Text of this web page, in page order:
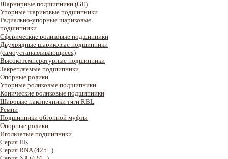
Шарнирные подшипники (GE)
Упорные шариковые подшипники
Радиально-упорные шариковые
подшипники
Сферические роликовые подшипники
Двухрядные шариковые подшипники
(самоустанавливающиеся)
Высокотемпературные подшипники
Закрепляемые подшипники
Опорные ролики
Упорные роликовые подшипники
Конические роликовые подшипники
Шаровые наконечники тяги RBL
Ремни
Подшипники обгонной муфты
Опорные ролики
Игольчатые подшипники
Серия HK
Серия RNA (425...)